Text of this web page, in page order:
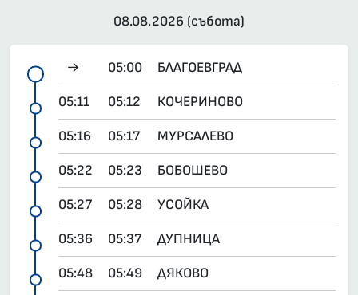
08.08.2026 (събота)
→ 05:00 БЛАГОЕВГРАД
05:11 05:12 КОЧЕРИНОВО
05:16 05:17 МУРСАЛЕВО
05:22 05:23 БОБОШЕВО
05:27 05:28 УСОЙКА
05:36 05:37 ДУПНИЦА
05:48 05:49 ДЯКОВО